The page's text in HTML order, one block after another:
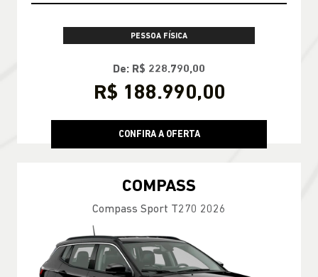
PESSOA FÍSICA
De: R$ 228.790,00
R$ 188.990,00
CONFIRA A OFERTA
COMPASS
Compass Sport T270 2026